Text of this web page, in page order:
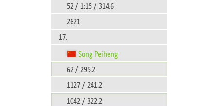
52 / 1:15 / 314.6
2621
17.
Song Peiheng
62 / 295.2
1127 / 241.2
1042 / 322.2